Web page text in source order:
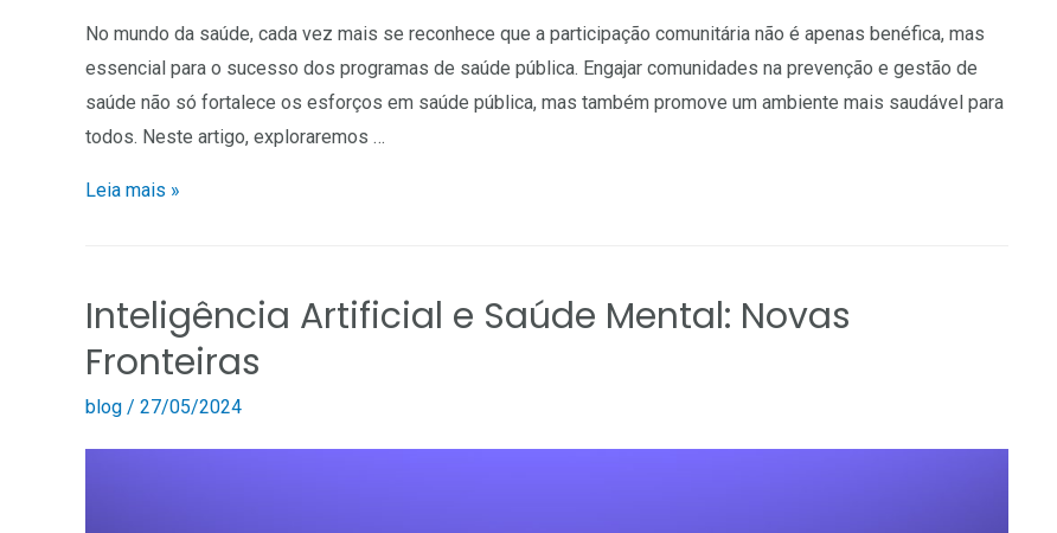
No mundo da saúde, cada vez mais se reconhece que a participação comunitária não é apenas benéfica, mas
essencial para o sucesso dos programas de saúde pública. Engajar comunidades na prevenção e gestão de
saúde não só fortalece os esforços em saúde pública, mas também promove um ambiente mais saudável para
todos. Neste artigo, exploraremos …
Leia mais »
Inteligência Artificial e Saúde Mental: Novas
Fronteiras
blog / 27/05/2024